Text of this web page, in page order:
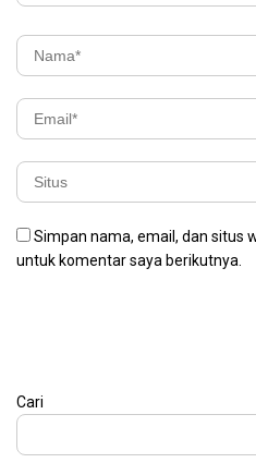
Simpan nama, email, dan situs
untuk komentar saya berikutnya.
Cari